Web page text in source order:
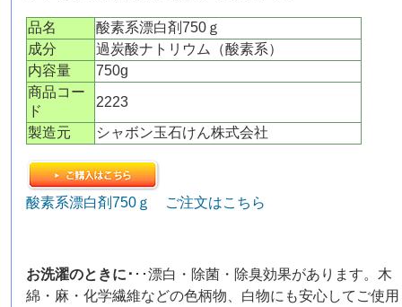
品名
酸素系漂白剤750ｇ
成分
過炭酸ナトリウム（酸素系）
内容量
750g
商品コー
ド
2223
製造元
シャボン玉石けん株式会社
酸素系漂白剤750ｇ ご注文はこちら
お洗濯のときに･ ･･漂白・除菌・除臭効果があります。木
綿・麻・化学繊維などの色柄物、白物にも安心してご使用